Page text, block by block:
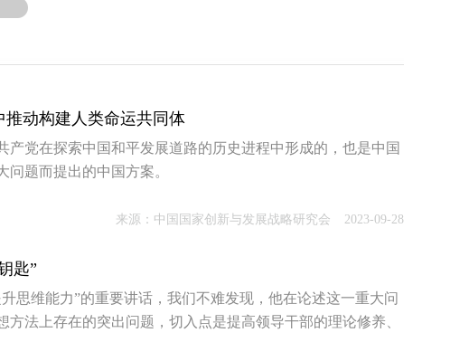
动构建人类命运共同体
产党在探索中国和平发展道路的历史进程中形成的，也是中国
题而提出的中国方案。
来源：中国国家创新与发展战略研究会 2023-09-28
匙”
思维能力”的重要讲话，我们不难发现，他在论述这一重大问
法上存在的突出问题，切入点是提高领导干部的理论修养、